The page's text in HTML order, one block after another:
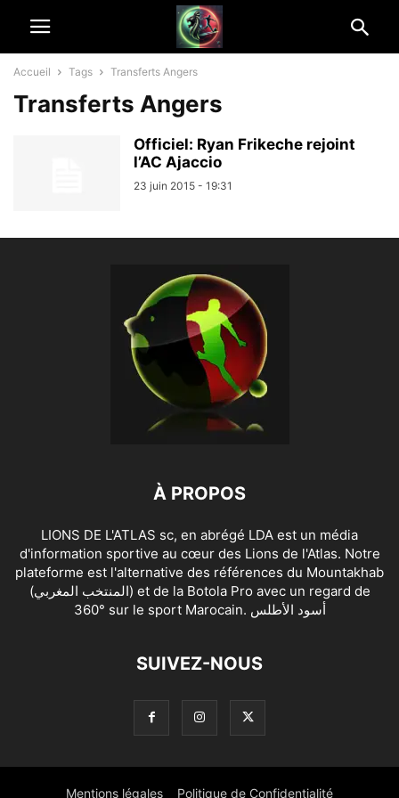
Accueil Tags Transferts Angers
Transferts Angers
Officiel: Ryan Frikeche rejoint
l’AC Ajaccio
23 juin 2015 - 19:31
À PROPOS
LIONS DE L'ATLAS sc, en abrégé LDA est un média
d'information sportive au cœur des Lions de l'Atlas. Notre
plateforme est l'alternative des références du Mountakhab
(المنتخب المغربي) et de la Botola Pro avec un regard de
360° sur le sport Marocain. أسود الأطلس
SUIVEZ-NOUS
Mentions légales Politique de Confidentialité